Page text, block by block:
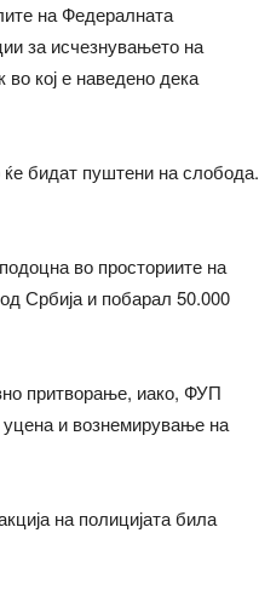
на Федералната
за исчезнувањето на
кој е наведено дека
бидат пуштени на слобода.
во просториите на
Србија и побарал 50.000
притворање, иако, ФУП
уцена и вознемирување на
на полицијата била